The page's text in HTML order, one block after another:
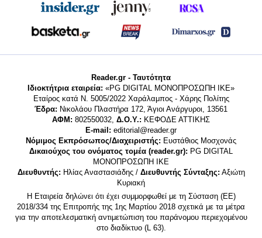
Reader.gr - Ταυτότητα
Ιδιοκτήτρια εταιρεία: «PG DIGITAL MONΟΠΡΟΣΩΠΗ ΙΚΕ»
Εταίρος κατά Ν. 5005/2022 Χαράλαμπος - Χάρης Πολίτης
Έδρα: Νικολάου Πλαστήρα 172, Άγιοι Ανάργυροι, 13561
ΑΦΜ: 802550032, Δ.Ο.Υ.: ΚΕΦΟΔΕ ΑΤΤΙΚΗΣ
E-mail: editorial@reader.gr
Νόμιμος Εκπρόσωπος/Διαχειριστής: Ευστάθιος Μοσχονάς
Δικαιούχος του ονόματος τομέα (reader.gr): PG DIGITAL
MONΟΠΡΟΣΩΠΗ ΙΚΕ
Διευθυντής: Ηλίας Αναστασιάδης / Διευθυντής Σύνταξης: Αξιώτη
Κυριακή
Η Εταιρεία δηλώνει ότι έχει συμμορφωθεί με τη Σύσταση (ΕΕ)
2018/334 της Επιτροπής της 1ης Μαρτίου 2018 σχετικά με τα μέτρα
για την αποτελεσματική αντιμετώπιση του παράνομου περιεχομένου
στο διαδίκτυο (L 63).